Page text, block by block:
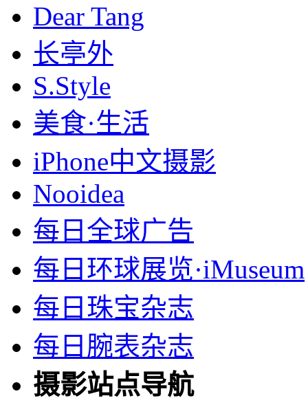
Dear Tang
长亭外
S.Style
美食·生活
iPhone中文摄影
Nooidea
每日全球广告
每日环球展览·iMuseum
每日珠宝杂志
每日腕表杂志
摄影站点导航